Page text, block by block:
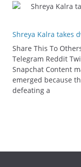
Shreya Kalra takes
Share This To
Telegram Reddit
Snapchat Content
emerged because
defeating a